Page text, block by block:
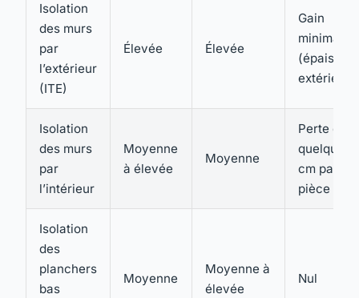
Isolation
des murs
par
l’extérieur
(ITE)
Élevée Élevée
Gain
minimal
(épaisseur
Isolation
des murs
par
l’intérieur
Moyenne
à élevée
Moyenne
Perte de
quelques
cm par
pièce
Isolation
des
planchers
bas
Moyenne
Moyenne à
élevée
Nul